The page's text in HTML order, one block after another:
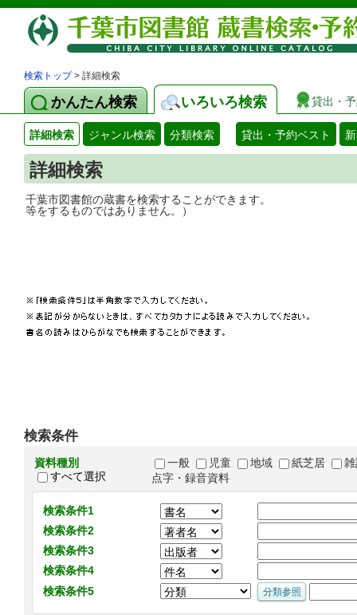
検索トップ> 詳細検索
かんたん検索 いろいろ検索 貸出・
詳細検索 ジャンル検索 分類検索 貸出・予約ベスト
詳細検索
千葉市図書館の蔵書を検索することがで
等をするものではありません。）
検索条件
資料種別
すべて選択
一般 児童 地域 紙芝居
点字・録音資料
検索条件1
検索条件2
検索条件3
検索条件4
検索条件5